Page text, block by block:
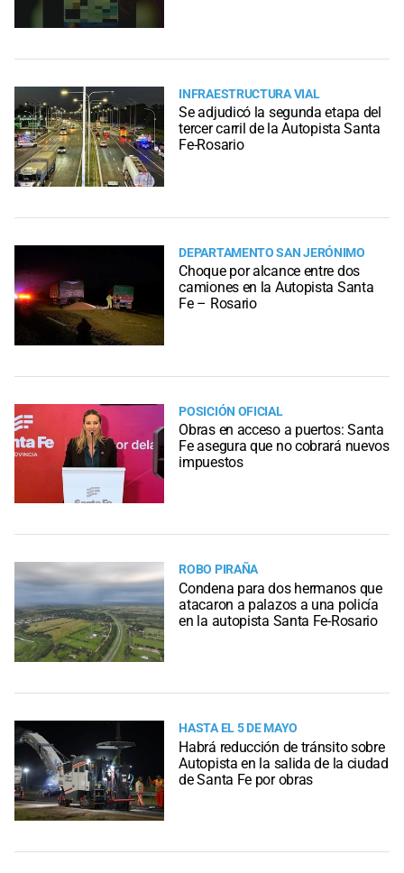
INFRAESTRUCTURA VIAL
Se adjudicó la segunda etapa del
tercer carril de la Autopista Santa
Fe-Rosario
DEPARTAMENTO SAN JERÓNIMO
Choque por alcance entre dos
camiones en la Autopista Santa
Fe – Rosario
POSICIÓN OFICIAL
Obras en acceso a puertos: Santa
Fe asegura que no cobrará nuevos
impuestos
ROBO PIRAÑA
Condena para dos hermanos que
atacaron a palazos a una policía
en la autopista Santa Fe-Rosario
HASTA EL 5 DE MAYO
Habrá reducción de tránsito sobre
Autopista en la salida de la ciudad
de Santa Fe por obras